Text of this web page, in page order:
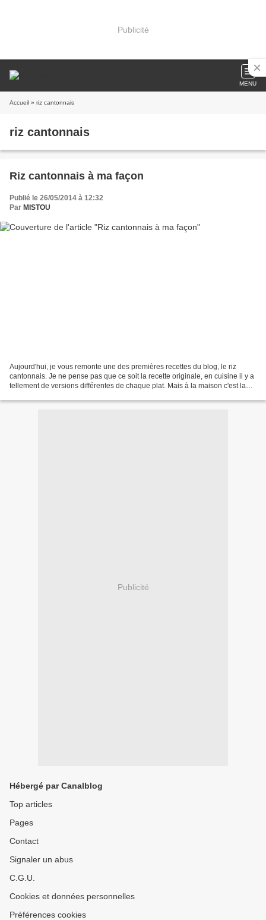
Publicité
MENU
Accueil » riz cantonnais
riz cantonnais
Riz cantonnais à ma façon
Publié le 26/05/2014 à 12:32
Par MISTOU
Aujourd'hui, je vous remonte une des premières recettes du blog, le riz
cantonnais. Je ne pense pas que ce soit la recette originale, en cuisine il y a
tellement de versions différentes de chaque plat. Mais à la maison c'est la
Publicité
Hébergé par Canalblog
Top articles
Pages
Contact
Signaler un abus
C.G.U.
Cookies et données personnelles
Préférences cookies